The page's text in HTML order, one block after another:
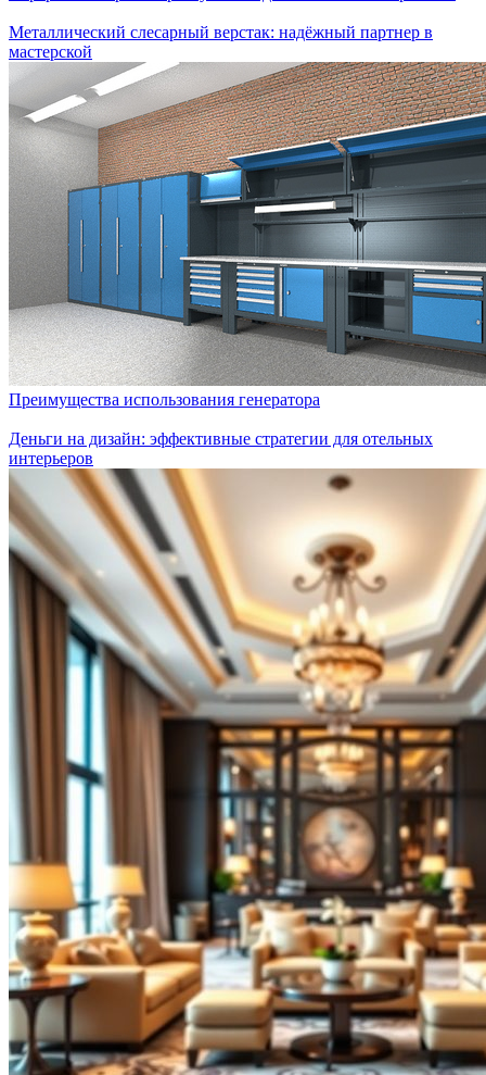
Металлический слесарный верстак: надёжный партнер в
мастерской
Преимущества использования генератора
Деньги на дизайн: эффективные стратегии для отельных
интерьеров